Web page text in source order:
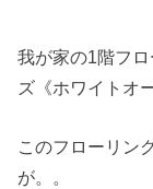
我が家の1階フ
ズ《ホワイトオ
このフローリン
が。。